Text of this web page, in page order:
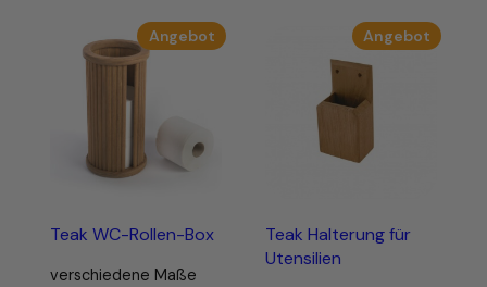
AngebotProdukt
im
Teak WC-Rollen-Box
verschiedene Maße
Angebot
im
Teak Halterung für
Utensilien